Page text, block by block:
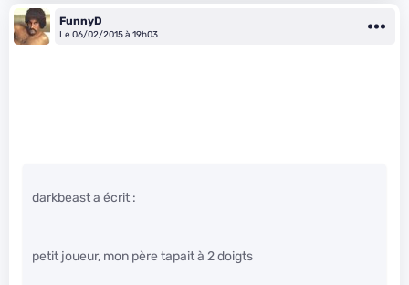
FunnyD
Le 06/02/2015 à 19h03
darkbeast a écrit :
petit joueur, mon père tapait à 2 doigts